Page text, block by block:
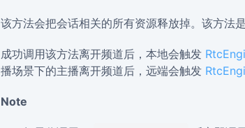
该方法会把会话相关的所有资源释放掉。该方法
成功调用该方法离开频道后，本地会触发
播场景下的主播离开频道后，远端会触发
Note